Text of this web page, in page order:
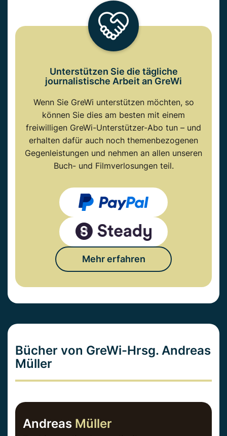
Unterstützen Sie die tägliche
journalistische Arbeit an GreWi
Wenn Sie GreWi unterstützen möchten, so
können Sie dies am besten mit einem
freiwilligen GreWi-Unterstützer-Abo tun – und
erhalten dafür auch noch themenbezogenen
Gegenleistungen und nehmen an allen unseren
Buch- und Filmverlosungen teil.
Mehr erfahren
Bücher von GreWi-Hrsg. Andreas
Müller
Andreas Müller